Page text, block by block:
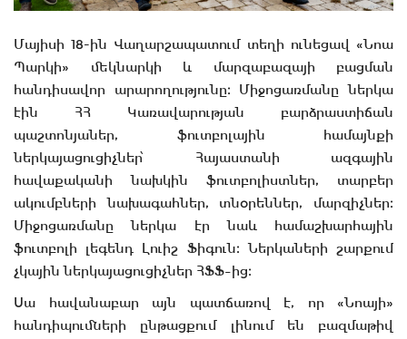
Մայիսի 18-ին Վաղարշապատում տեղի ունեցավ «Նոա
Պարկի» մեկնարկի և մարզաբազայի բացման
հանդիսավոր արարողությունը։ Միջոցառմանը ներկա
էին ՀՀ Կառավարության բարձրաստիճան
պաշտոնյաներ, ֆուտբոլային համայնքի
ներկայացուցիչներ՝ Հայաստանի ազգային
հավաքականի նախկին ֆուտբոլիստներ, տարբեր
ակումբների նախագահներ, տնօրեններ, մարզիչներ։
Միջոցառմանը ներկա էր նաև համաշխարհային
ֆուտբոլի լեգենդ Լուիշ Ֆիգուն։ Ներկաների շարքում
չկային ներկայացուցիչներ ՀՖՖ–ից։
Սա հավանաբար այն պատճառով է, որ «Նոայի»
հանդիպումների ընթացքում լինում են բազմաթիվ